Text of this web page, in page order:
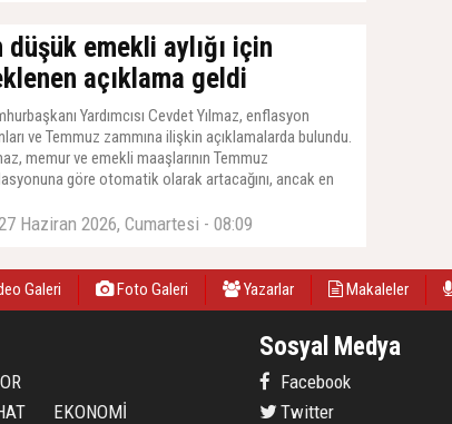
düşük emekli aylığı için
açıklama geldi
Yardımcısı Cevdet Yılmaz, enflasyon
ve Temmuz zammına ilişkin açıklamalarda bulundu.
memur ve emekli maaşlarının Temmuz
göre otomatik olarak artacağını, ancak en
çıkarılması gerektiğini duyurdu. Yılmaz, ''O konuda
27 Haziran 2026, Cumartesi - 08:09
Galeri Foto Galeri Yazarlar Makaleler
EKONOMİ
Sosyal Medya
Facebook
Twitter